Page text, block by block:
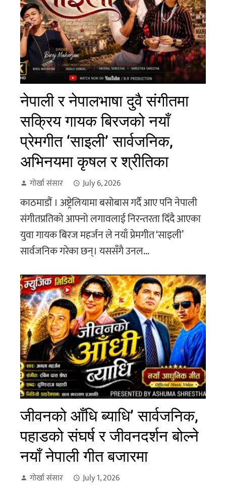
नेपाली र नेपालभाषा दुवै संगीतमा
सक्रिय गायक बिरजको नयाँ
प्रेमगीत ‘साइली’ सार्वजनिक,
अभिनयमा कृषल र श्रीतिका
गोर्खा संसार July 6, 2026
काठमाडौं । अष्ट्रेलियामा बसोबास गर्दै आए पनि नेपाली
संगीतप्रतिको आफ्नो लगावलाई निरन्तरता दिँदै आएका
युवा गायक बिरज महर्जन ले नयाँ प्रेमगीत ‘साइली’
सार्वजनिक गरेका छन्। यससँगै उनल...
जीवनको आँधि ब्याधि’ सार्वजनिक,
पहाडको संघर्ष र जीवनदर्शन बोल्ने
नयाँ नेपाली गीत बजारमा
गोर्खा संसार July 1, 2026